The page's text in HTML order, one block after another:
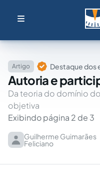
Artigo Destaque dos
Autoria e
Da teoria do domínio
objetiva
Exibindo página 2 de 3
Guilherme Guimarães
Feliciano